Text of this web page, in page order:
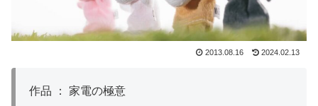
2013.08.16 2024.02.13
作品 ： 家電の極意